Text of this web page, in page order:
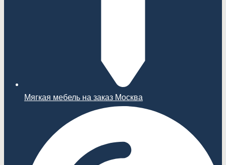
Мягкая мебель на заказ Москва